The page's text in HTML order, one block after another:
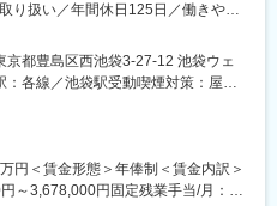
り扱い／年間休日125日／働きやす
製薬企業が発行・発信する各種資材
クを行います。
京都豊島区西池袋3-27-12 池袋ウェ
：各線／池袋駅受動喫煙対策：屋内
める事業所
円＜賃金形態＞年俸制＜賃金内訳＞
～3,678,000円固定残業手当/月：